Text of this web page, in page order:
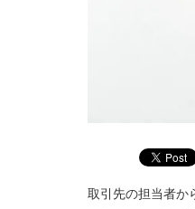
取引先の担当者か